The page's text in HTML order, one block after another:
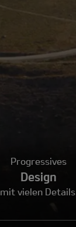
Progressives
Design
mit vielen Details.